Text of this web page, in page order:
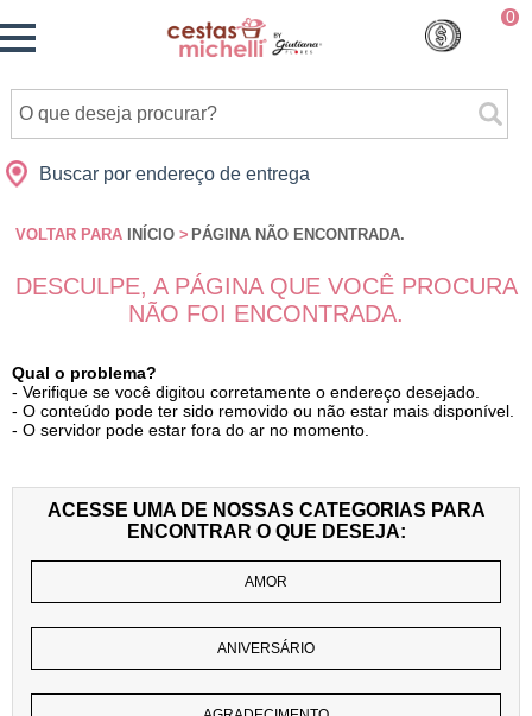
0
Buscar por endereço de entrega
Cidades Presentes Shopping
Monte
sua
VOLTAR PARA INÍCIO > PÁGINA NÃO ENCONTRADA.
DESCULPE, A PÁGINA QUE VOCÊ PROCURA
NÃO FOI ENCONTRADA.
Qual o problema?
- Verifique se você digitou corretamente o endereço desejado.
- O conteúdo pode ter sido removido ou não estar mais disponível.
- O servidor pode estar fora do ar no momento.
ACESSE UMA DE NOSSAS CATEGORIAS PARA
ENCONTRAR O QUE DESEJA:
AMOR
ANIVERSÁRIO